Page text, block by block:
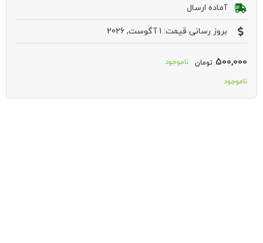
آماده ارسال
بروز رسانی قیمت: 1 آگوست, 2026
500,000 تومان
ناموجود
ناموجود